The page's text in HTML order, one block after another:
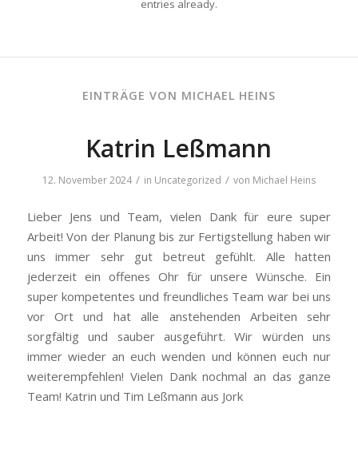
entries already.
EINTRÄGE VON MICHAEL HEINS
Katrin Leßmann
12. November 2024 / in Uncategorized / von Michael Heins
Lieber Jens und Team, vielen Dank für eure super
Arbeit! Von der Planung bis zur Fertigstellung haben wir
uns immer sehr gut betreut gefühlt. Alle hatten
jederzeit ein offenes Ohr für unsere Wünsche. Ein
super kompetentes und freundliches Team war bei uns
vor Ort und hat alle anstehenden Arbeiten sehr
sorgfältig und sauber ausgeführt. Wir würden uns
immer wieder an euch wenden und können euch nur
weiterempfehlen! Vielen Dank nochmal an das ganze
Team! Katrin und Tim Leßmann aus Jork